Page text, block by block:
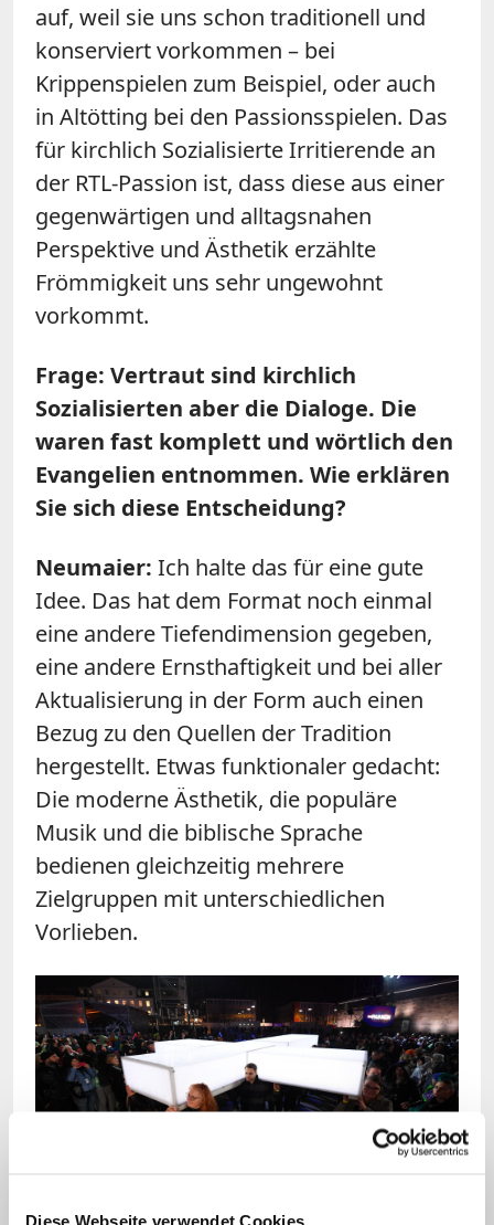
Diese Webseite verwendet Cookies
auf, weil sie uns schon traditionell und
konserviert vorkommen – bei
Krippenspielen zum Beispiel, oder auch
in Altötting bei den Passionsspielen. Das
für kirchlich Sozialisierte Irritierende an
der RTL-Passion ist, dass diese aus einer
gegenwärtigen und alltagsnahen
Perspektive und Ästhetik erzählte
Frömmigkeit uns sehr ungewohnt
vorkommt.
Frage: Vertraut sind kirchlich
Sozialisierten aber die Dialoge. Die
waren fast komplett und wörtlich den
Evangelien entnommen. Wie erklären
Sie sich diese Entscheidung?
Neumaier: Ich halte das für eine gute
Idee. Das hat dem Format noch einmal
eine andere Tiefendimension gegeben,
eine andere Ernsthaftigkeit und bei aller
Aktualisierung in der Form auch einen
Bezug zu den Quellen der Tradition
hergestellt. Etwas funktionaler gedacht:
Die moderne Ästhetik, die populäre
Musik und die biblische Sprache
bedienen gleichzeitig mehrere
Zielgruppen mit unterschiedlichen
Vorlieben.